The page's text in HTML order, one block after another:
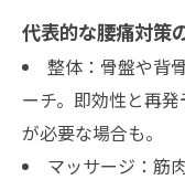
代表的な腰痛対策
整体：骨盤や背
ーチ。即効性と再
が必要な場合も。
マッサージ：筋